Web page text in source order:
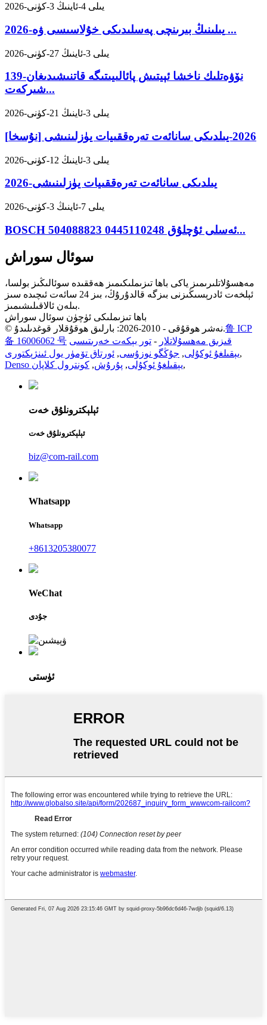
2026-يىلى 4-ئاينىڭ 3-كۈنى
2026-يىلىنىڭ بىرىنچى پەسلىدىكى خۇلاسىسى ۋە ...
2026-يىلى 3-ئاينىڭ 27-كۈنى
139-نۆۋەتلىك ناخشا ئېيتىش پائالىيىتىگە قاتنىشىدىغان
شىركەت...
2026-يىلى 3-ئاينىڭ 21-كۈنى
[نۇسخا] 2026-يىلدىكى سانائەت تەرەققىيات يۈزلىنىشى
2026-يىلى 3-ئاينىڭ 12-كۈنى
2026-يىلدىكى سانائەت تەرەققىيات يۈزلىنىشى
2026-يىلى 7-ئاينىڭ 3-كۈنى
BOSCH ئەسلى ئۇچلۇق 0445110248 504088823...
سوئال سوراش
مەھسۇلاتلىرىمىز ياكى باھا تىزىملىكىمىز ھەققىدە سوئالىڭىز بولسا،
ئېلخەت ئادرېسىڭىزنى بىزگە قالدۇرۇڭ، بىز 24 سائەت ئىچىدە سىز
بىلەن ئالاقىلىشىمىز.
باھا تىزىملىكى ئۈچۈن سوئال سوراش
© نەشر ھوقۇقى - 2010-2026: بارلىق ھوقۇقلار قوغدىلىدۇ.鲁 ICP
备 16006062 号
قىزىق مەھسۇلاتلار - تور بېكەت خەرىتىسى
يېقىلغۇ ئوكۇلى, جۇڭگو نوزۇسى, ئورتاق تۆمۈر يول ئىنژېكتورى
,
Denso يېقىلغۇ ئوكۇلى, پۇرۇش, كونترول كلاپان ,
ئېلېكترونلۇق خەت
ئېلېكترونلۇق خەت
biz@com-rail.com
Whatsapp
Whatsapp
+8613205380077
WeChat
جۇدى
ئۈستى